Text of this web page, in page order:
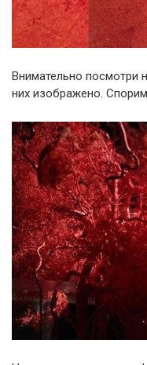
Внимательно посмотри
них изображено.